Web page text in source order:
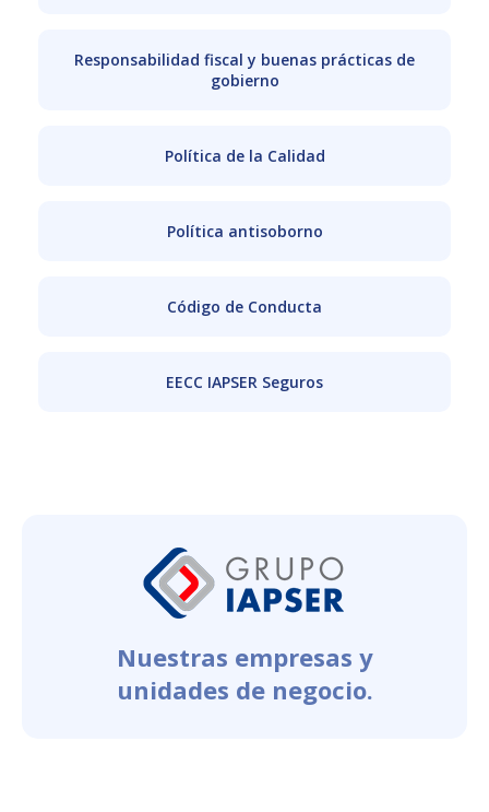
Responsabilidad fiscal y buenas prácticas de
gobierno
Política de la Calidad
Política antisoborno
Código de Conducta
EECC IAPSER Seguros
Nuestras empresas y
unidades de negocio.